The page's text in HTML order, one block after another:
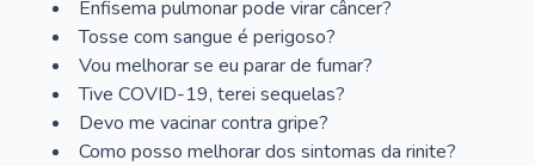
Enfisema pulmonar pode virar câncer?
Tosse com sangue é perigoso?
Vou melhorar se eu parar de fumar?
Tive COVID-19, terei sequelas?
Devo me vacinar contra gripe?
Como posso melhorar dos sintomas da rinite?